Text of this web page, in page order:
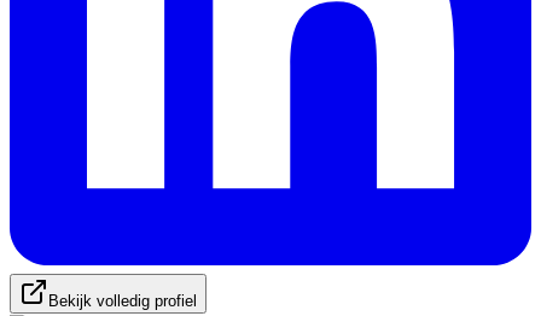
Bekijk volledig profiel